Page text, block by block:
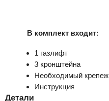
В комплект входит:
1 газлифт
3 кронштейна
Необходимый крепеж
Инструкция
Детали